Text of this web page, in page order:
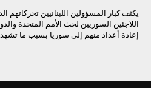
يكثف كبار المسؤولين اللبنانيين تحركاتهم
اللاجئين السوريين لحث الأمم المتحدة
إعادة أعداد منهم إلى سوريا بسبب ما